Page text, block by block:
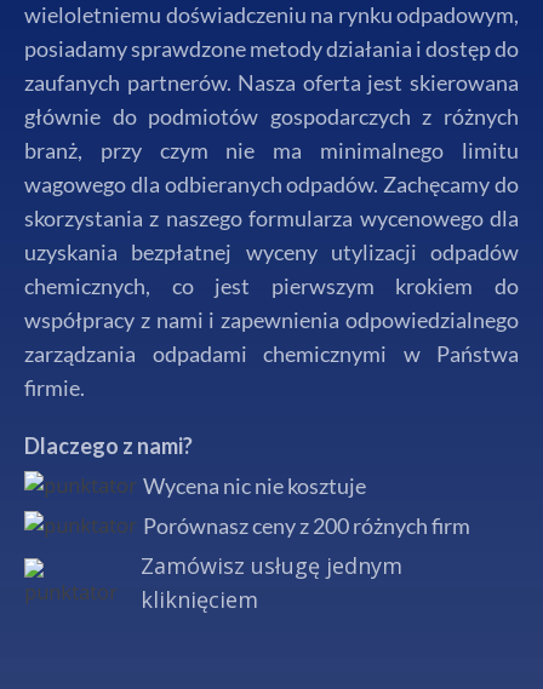
wieloletniemu doświadczeniu na rynku odpadowym,
posiadamy sprawdzone metody działania i dostęp do
zaufanych partnerów. Nasza oferta jest skierowana
głównie do podmiotów gospodarczych z różnych
branż, przy czym nie ma minimalnego limitu
wagowego dla odbieranych odpadów. Zachęcamy do
skorzystania z naszego formularza wycenowego dla
uzyskania bezpłatnej wyceny utylizacji odpadów
chemicznych, co jest pierwszym krokiem do
współpracy z nami i zapewnienia odpowiedzialnego
zarządzania odpadami chemicznymi w Państwa
firmie.
Dlaczego z nami?
Wycena nic nie kosztuje
Porównasz ceny z 200 różnych firm
Zamówisz usługę jednym
kliknięciem